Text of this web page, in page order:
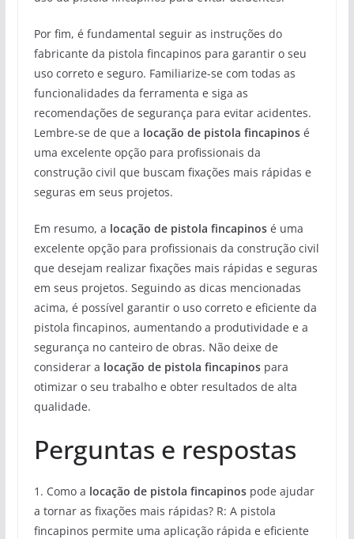
Por fim, é fundamental seguir as instruções do
fabricante da pistola fincapinos para garantir o seu
uso correto e seguro. Familiarize-se com todas as
funcionalidades da ferramenta e siga as
recomendações de segurança para evitar acidentes.
Lembre-se de que a locação de pistola fincapinosé
uma excelente opção para profissionais da
construção civil que buscam fixações mais rápidas e
seguras em seus projetos.
Em resumo, a locação de pistola fincapinosé uma
excelente opção para profissionais da construção civil
que desejam realizar fixações mais rápidas e seguras
em seus projetos. Seguindo as dicas mencionadas
acima, é possível garantir o uso correto e eficiente da
pistola fincapinos, aumentando a produtividade e a
segurança no canteiro de obras. Não deixe de
considerar a locação de pistola fincapinospara
otimizar o seu trabalho e obter resultados de alta
qualidade.
Perguntas e respostas
1. Como a locação de pistola fincapinospode ajudar
a tornar as fixações mais rápidas? R: A pistola
fincapinos permite uma aplicação rápida e eficiente